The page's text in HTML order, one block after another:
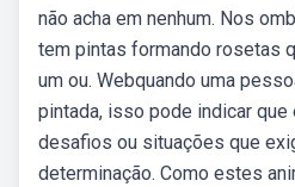
não acha em nenhum. Nos
tem pintas formando rosetas
um ou. Webquando uma
pintada, isso pode indicar
desafios ou situações que
determinação. Como estes